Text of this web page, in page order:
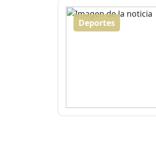
Deportes